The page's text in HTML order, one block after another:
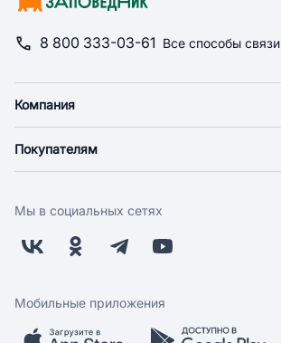
8 800 333-03-61 Все способы связи
Компания
Новости
Поставщикам
Заводчикам
Обратная связь
Покупателям
Оплата
Бонусная программа
Скидки и акции
Мы в социальных сетях
Мобильные приложения